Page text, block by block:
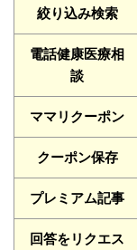
絞り込み検索
電話健康医療相
談
ママリクーポン
クーポン保存
プレミアム記事
回答をリクエス